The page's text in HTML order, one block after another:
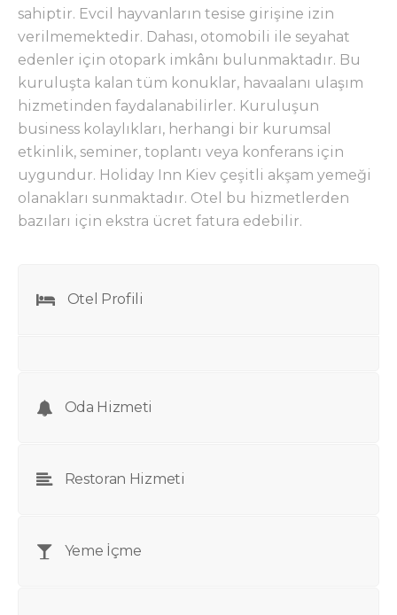
sahiptir. Evcil hayvanların tesise girişine izin
verilmemektedir. Dahası, otomobili ile seyahat
edenler için otopark imkânı bulunmaktadır. Bu
kuruluşta kalan tüm konuklar, havaalanı ulaşım
hizmetinden faydalanabilirler. Kuruluşun
business kolaylıkları, herhangi bir kurumsal
etkinlik, seminer, toplantı veya konferans için
uygundur. Holiday Inn Kiev çeşitli akşam yemeği
olanakları sunmaktadır. Otel bu hizmetlerden
bazıları için ekstra ücret fatura edebilir.
Otel Profili
Oda Hizmeti
Restoran Hizmeti
Yeme İçme